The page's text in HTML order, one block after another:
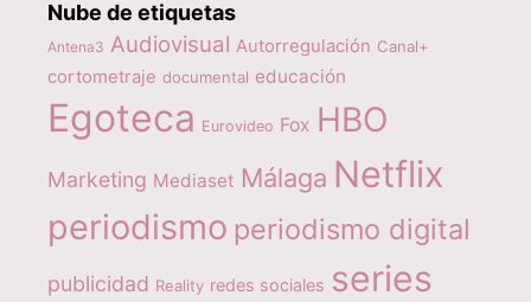
Nube de etiquetas
Antena3 Audiovisual Autorregulación Canal+
cortometraje documental educación
Egoteca Eurovideo Fox HBO
Marketing Mediaset Málaga Netflix
periodismo periodismo digital
publicidad Reality redes sociales series